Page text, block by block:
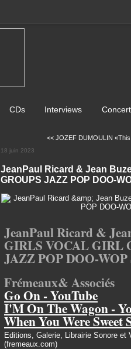
CDs Interviews
<< JOZEF DUMOULIN «This
18 juin 2023
JeanPaul Ricard & Jean
GROUPS JAZZ POP DOO-
JeanPaul Ricard &
GIRLS VOCAL GIRL
JAZZ POP DOO-WOP
Frémeaux& Associés
Go On - YouTube
I'M On The Wagon -
When You Were Sweet
Editions, Galerie, Librairie Sonore et
(fremeaux.com)